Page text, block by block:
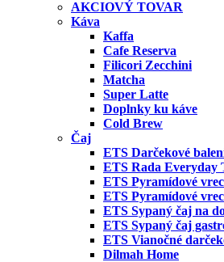
AKCIOVÝ TOVAR
Káva
Kaffa
Cafe Reserva
Filicori Zecchini
Matcha
Super Latte
Doplnky ku káve
Cold Brew
Čaj
ETS Darčekové
ETS Rada Everyday
ETS Pyramídové
ETS Pyramídové
ETS Sypaný čaj na
ETS Sypaný čaj
ETS Vianočné
Dilmah Home